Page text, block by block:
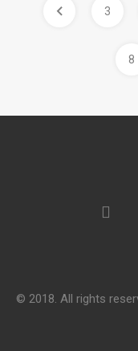
3
8
© 2018. All rights